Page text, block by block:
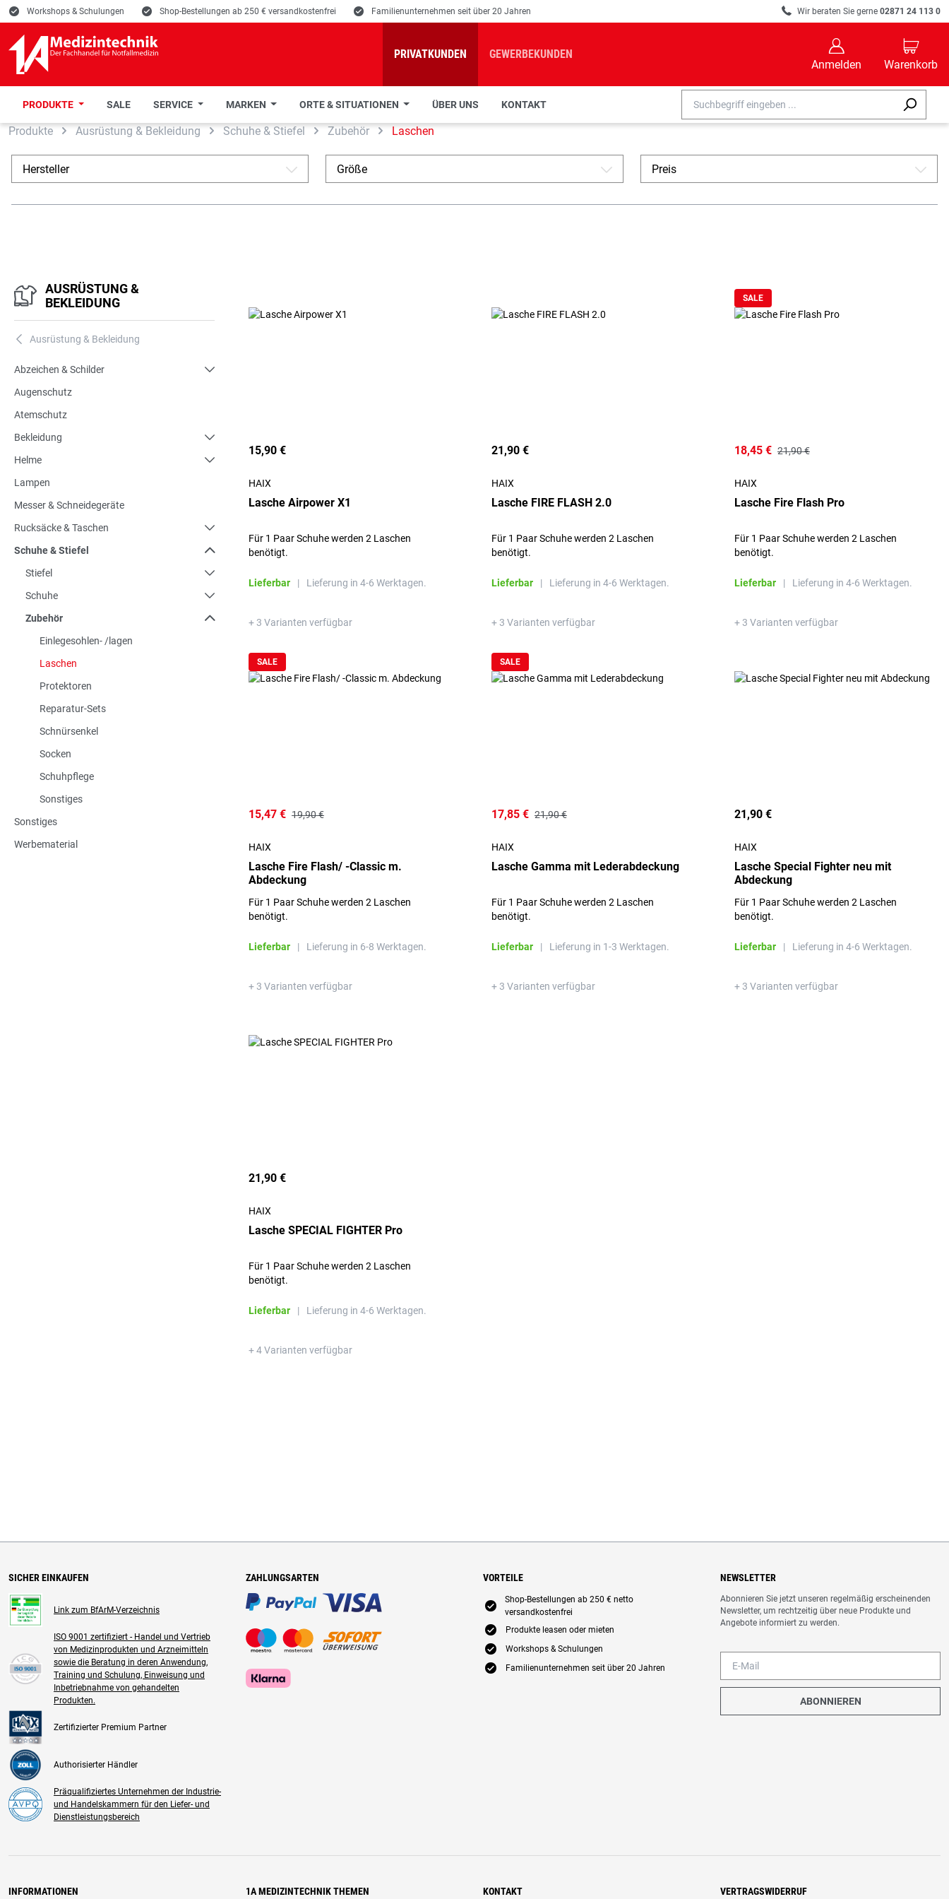
Hauptinhalt springen
Zur Suche springen
Zur Hauptnavigation springen
E Workshops & Schulungen E Shop-Bestellungen ab 250 € versandkostenfrei E Familienunternehmen seit über 20 Jahren R Wir beraten Sie gerne 02871 24 113 0
PRIVATKUNDEN GEWERBEKUNDEN
B
Anmelden
C
Warenkorb
PRODUKTE SALE SERVICE MARKEN ORTE & SITUATIONEN ÜBER UNS KONTAKT
Produkte Ausrüstung & Bekleidung Schuhe & Stiefel Zubehör Laschen
Hersteller A Größe A Preis A
AUSRÜSTUNG &
BEKLEIDUNG
A Ausrüstung & Bekleidung
Abzeichen & Schilder
Augenschutz
Atemschutz
Bekleidung
Helme
Lampen
Messer & Schneidegeräte
Rucksäcke & Taschen
Schuhe & Stiefel
Stiefel
Schuhe
Zubehör
Einlegesohlen- /lagen
Laschen
Protektoren
Reparatur-Sets
Schnürsenkel
Socken
Schuhpflege
Sonstiges
Sonstiges
Werbematerial
15,90 €
HAIX
Lasche Airpower X1
Für 1 Paar Schuhe werden 2 Laschen
benötigt.
Lieferbar | Lieferung in 4-6 Werktagen.
+ 3 Varianten verfügbar
21,90 €
HAIX
Lasche FIRE FLASH 2.0
Für 1 Paar Schuhe werden 2 Laschen
benötigt.
Lieferbar | Lieferung in 4-6 Werktagen.
+ 3 Varianten verfügbar
SALE
18,45 € 21,90 €
HAIX
Lasche Fire Flash Pro
Für 1 Paar Schuhe werden 2 Laschen
benötigt.
Lieferbar | Lieferung in 4-6 Werktagen.
+ 3 Varianten verfügbar
SALE
15,47 € 19,90 €
HAIX
Lasche Fire Flash/ -Classic m.
Abdeckung
Für 1 Paar Schuhe werden 2 Laschen
benötigt.
Lieferbar | Lieferung in 6-8 Werktagen.
+ 3 Varianten verfügbar
SALE
17,85 € 21,90 €
HAIX
Lasche Gamma mit Lederabdeckung
Für 1 Paar Schuhe werden 2 Laschen
benötigt.
Lieferbar | Lieferung in 1-3 Werktagen.
+ 3 Varianten verfügbar
21,90 €
HAIX
Lasche Special Fighter neu mit
Abdeckung
Für 1 Paar Schuhe werden 2 Laschen
benötigt.
Lieferbar | Lieferung in 4-6 Werktagen.
+ 3 Varianten verfügbar
21,90 €
HAIX
Lasche SPECIAL FIGHTER Pro
Für 1 Paar Schuhe werden 2 Laschen
benötigt.
Lieferbar | Lieferung in 4-6 Werktagen.
+ 4 Varianten verfügbar
SICHER EINKAUFEN
Link zum BfArM-Verzeichnis
ISO 9001 zertifiziert - Handel und Vertrieb
von Medizinprodukten und Arzneimitteln
sowie die Beratung in deren Anwendung,
Training und Schulung, Einweisung und
Inbetriebnahme von gehandelten
Produkten.
Zertifizierter Premium Partner
Authorisierter Händler
Präqualifiziertes Unternehmen der Industrie-
und Handelskammern für den Liefer- und
Dienstleistungsbereich
ZAHLUNGSARTEN VORTEILE
E
Shop-Bestellungen ab 250 € netto
versandkostenfrei
E Produkte leasen oder mieten
E Workshops & Schulungen
E Familienunternehmen seit über 20 Jahren
NEWSLETTER
Abonnieren Sie jetzt unseren regelmäßig erscheinenden
Newsletter, um rechtzeitig über neue Produkte und
Angebote informiert zu werden.
ABONNIEREN
INFORMATIONEN 1A MEDIZINTECHNIK THEMEN KONTAKT VERTRAGSWIDERRUF